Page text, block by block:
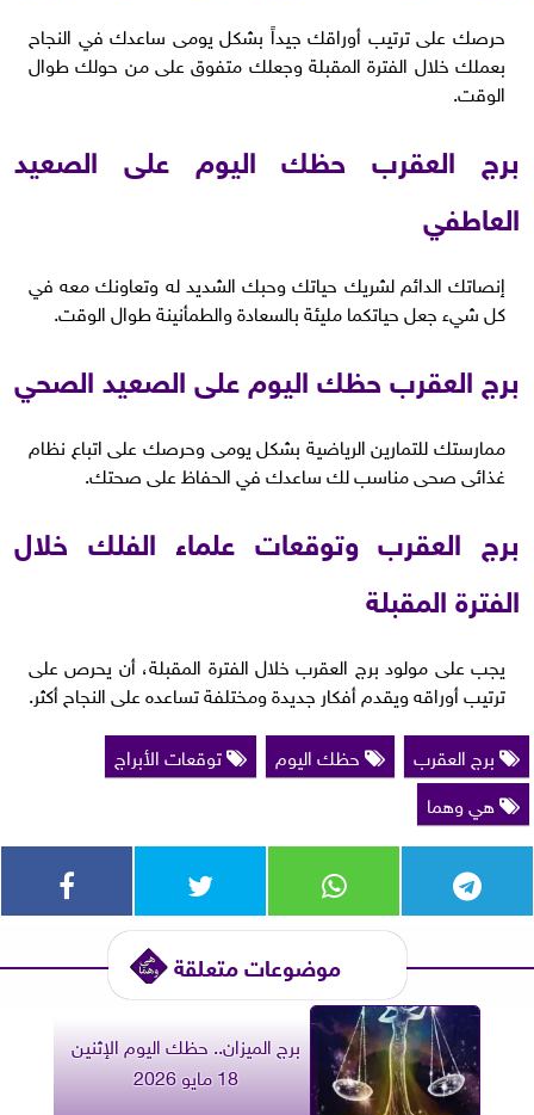
حرصك على ترتيب أوراقك جيداً بشكل يومى ساعدك في النجاح
بعملك خلال الفترة المقبلة وجعلك متفوق على من حولك طوال
الوقت.
برج العقرب حظك اليوم على الصعيد
العاطفي
إنصاتك الدائم لشريك حياتك وحبك الشديد له وتعاونك معه في
كل شيء جعل حياتكما مليئة بالسعادة والطمأنينة طوال الوقت.
برج العقرب حظك اليوم على الصعيد الصحي
ممارستك للتمارين الرياضية بشكل يومى وحرصك على اتباع نظام
غذائى صحى مناسب لك ساعدك في الحفاظ على صحتك.
برج العقرب وتوقعات علماء الفلك خلال
الفترة المقبلة
يجب على مولود برج العقرب خلال الفترة المقبلة، أن يحرص على
ترتيب أوراقه ويقدم أفكار جديدة ومختلفة تساعده على النجاح أكثر.
برج العقرب
حظك اليوم
توقعات الأبراج
هي وهما
موضوعات متعلقة
برج الميزان.. حظك اليوم الإثنين
18 مايو 2026